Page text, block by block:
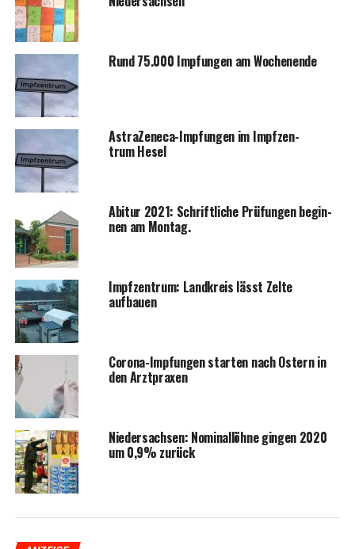
Rund 75.000 Imp­fun­gen am Wochenende
Astra­Ze­ne­ca-Imp­fun­gen im Impf­zen­
trum Hesel
Abitur 2021: Schrift­li­che Prü­fun­gen begin­
nen am Montag.
Impf­zen­trum: Land­kreis lässt Zel­te
aufbauen
Coro­na-Imp­fun­gen star­ten nach Ostern in
den Arztpraxen
Nie­der­sach­sen: Nomi­nal­löh­ne gin­gen 2020
um 0,9% zurück